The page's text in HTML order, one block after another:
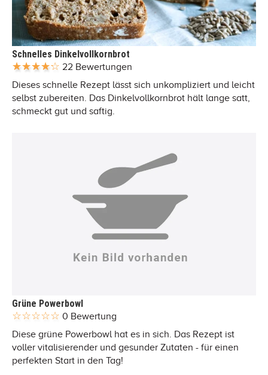
Schnelles Dinkelvollkornbrot
22 Bewertungen
Dieses schnelle Rezept lässt sich unkompliziert und leicht
selbst zubereiten. Das Dinkelvollkornbrot hält lange satt,
schmeckt gut und saftig.
Grüne Powerbowl
0 Bewertung
Diese grüne Powerbowl hat es in sich. Das Rezept ist
voller vitalisierender und gesunder Zutaten - für einen
perfekten Start in den Tag!